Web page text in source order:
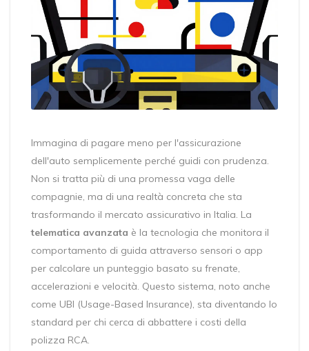
Immagina di pagare meno per l'assicurazione
dell'auto semplicemente perché guidi con prudenza.
Non si tratta più di una promessa vaga delle
compagnie, ma di una realtà concreta che sta
trasformando il mercato assicurativo in Italia. La
telematica avanzata è la tecnologia che monitora il
comportamento di guida attraverso sensori o app
per calcolare un punteggio basato su frenate,
accelerazioni e velocità. Questo sistema, noto anche
come UBI (Usage-Based Insurance), sta diventando lo
standard per chi cerca di abbattere i costi della
polizza RCA.